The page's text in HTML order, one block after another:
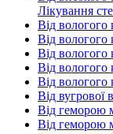
Лікування
Від
Від
Від
Від
Від
Від вугрової
Від геморою
Від геморою